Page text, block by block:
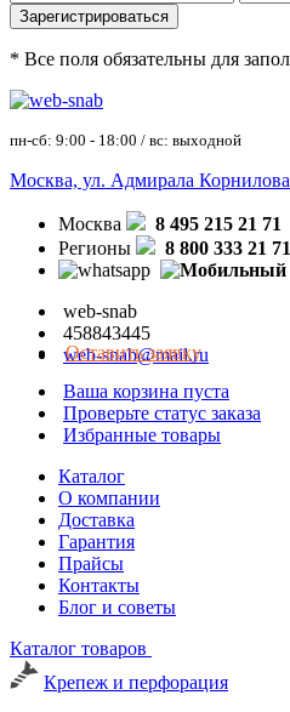
* Все поля обязательны для
пн-сб: 9:00 - 18:00 / вс: выходной
Москва, ул. Адмирала Корнилова
Москва
8 495 215 21 71
Регионы
8 800 333 21 71
web-snab
458843445
web-snab@mail.ru
Оставить заявку
Ваша корзина пуста
Проверьте статус заказа
Избранные товары
Каталог
О компании
Доставка
Гарантия
Прайсы
Контакты
Блог и советы
Каталог товаров
Крепеж и перфорация